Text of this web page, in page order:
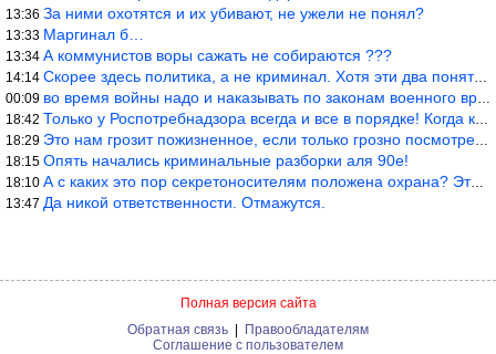
13:36 За ними охотятся и их убивают, не ужели не понял?
13:33 Маргинал б…
13:34 А коммунистов воры сажать не собираются ???
14:14 Скорее здесь политика, а не криминал. Хотя эти два понятия начин
00:09 во время войны надо и наказывать по законам военного времени, а
18:42 Только у Роспотребнадзора всегда и все в порядке! Когда касается
18:29 Это нам грозит пожизненное, если только грозно посмотреть в их с
18:15 Опять начались криминальные разборки аля 90е!
18:10 А с каких это пор секретоносителям положена охрана? Это его зада
13:47 Да никой ответственности. Отмажутся.
Полная версия сайта
Обратная связь
Правообладателям
Соглашение с пользователем